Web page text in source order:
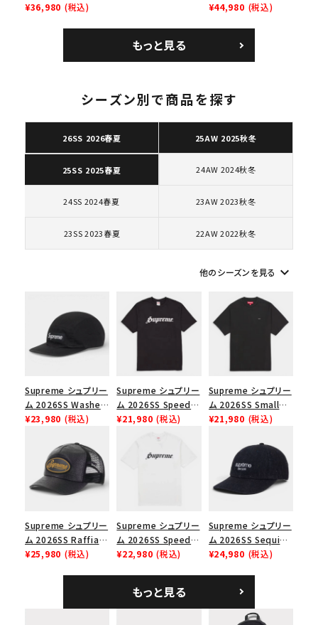
キーワードから探す
search
人気ワード
キャップ・ハット
パーカー・クルーネック
ショルダー・ウエストバッグ
カテゴリーから探す
コラボレーションブランドから探す
並び順
価格から探す
円 ～
Leather Shoulder
¥36,980 (税込)
ム 2023AW Nike
カー ホワイト 白
¥44,980 (税込)
もっと見る
シーズン別で商品を探す
26SS 2026春夏 25AW 2025秋冬
25SS 2025春夏 24AW 2024秋冬
24SS 2024春夏 23AW 2023秋冬
23SS 2023春夏 22AW 2022秋冬
他のシーズンを見る keyboard_arrow_down
Supreme シュプリー
ム 2026SS Washed
Chino Twill Camp
ノツイル キャンプキャ
ップ ブラック
¥23,980 (税込)
Supreme シュプリー
ム 2026SS Speed
Tee スピードTシャツ
¥21,980 (税込)
Supreme シュプリー
ム 2026SS Small
Box Tee スモールボ
¥21,980 (税込)
Supreme シュプリー
ム 2026SS Raffia
Mesh Back 5-Panel
¥25,980 (税込)
Supreme シュプリー
ム 2026SS Speed
Tee スピードTシャツ
¥22,980 (税込)
Supreme シュプリー
ム 2026SS Sequin
Denim Classic
シックロゴ 6パネルキ
ャップ ブラック
¥24,980 (税込)
もっと見る